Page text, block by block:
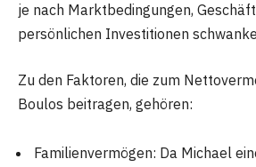
je nach Marktbedingungen,
persönlichen Investitionen
Zu den Faktoren, die zum
Boulos beitragen, gehören:
Familienvermögen: Da Michael